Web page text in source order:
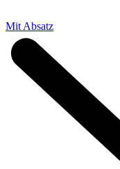
Mit Absatz